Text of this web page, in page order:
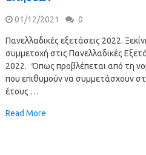
01/12/2021 0
Πανελλαδικές εξετάσεις 2022.
συμμετοχή στις Πανελλαδικές
2022. Όπως προβλέπεται από τη
που επιθυμούν να συμμετάσχουν
έτους …
Read More